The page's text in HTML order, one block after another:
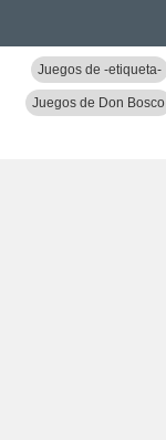
Juegos de -etiqueta-
Juegos de Don Bosco